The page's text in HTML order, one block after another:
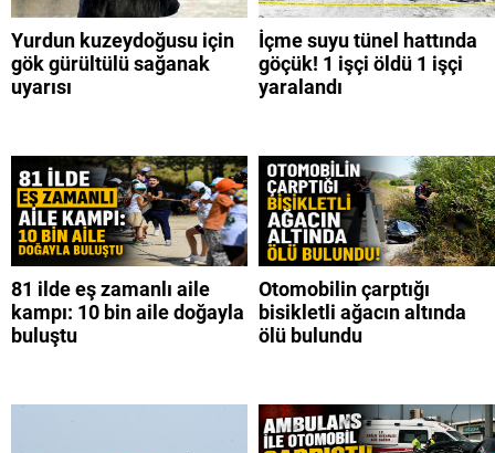
Yurdun kuzeydoğusu için
gök gürültülü sağanak
uyarısı
İçme suyu tünel hattında
göçük! 1 işçi öldü 1 işçi
yaralandı
81 ilde eş zamanlı aile
kampı: 10 bin aile doğayla
buluştu
Otomobilin çarptığı
bisikletli ağacın altında
ölü bulundu